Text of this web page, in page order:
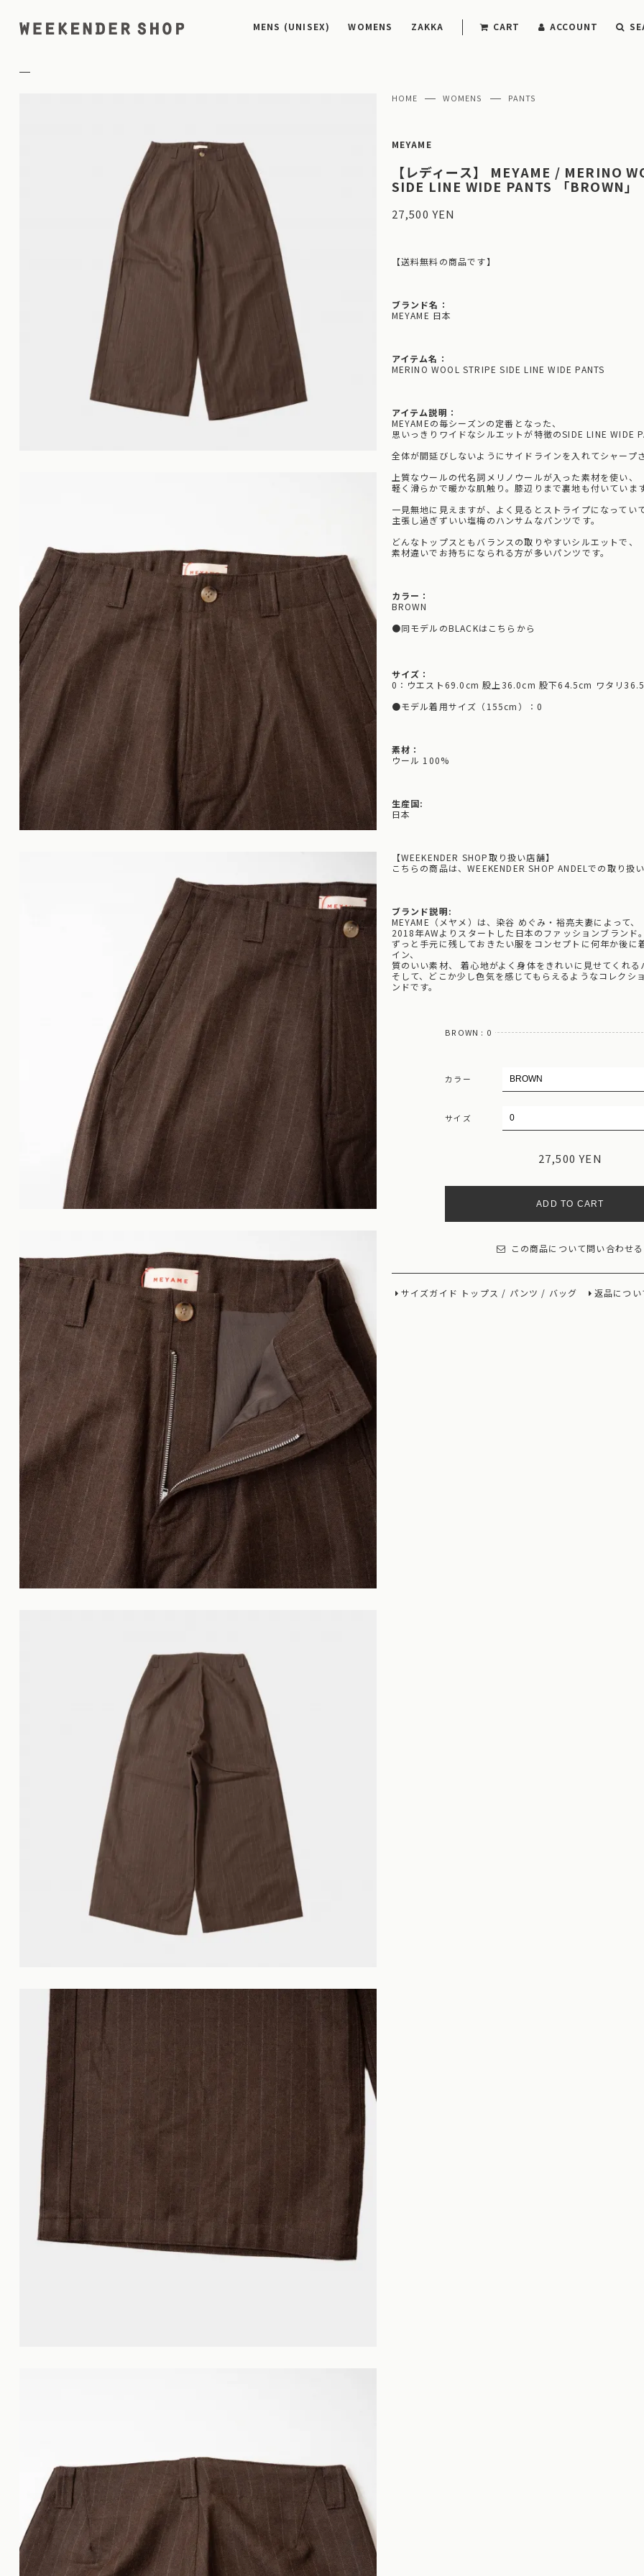
MENS (UNISEX) WOMENS ZAKKA CART ACCOUNT
HOME WOMENS PANTS
MEYAME
【レディース】 MEYAME / MERINO
SIDE LINE WIDE PANTS 「BROWN」
27,500 YEN
【送料無料の商品です】
ブランド名：
MEYAME 日本
アイテム名：
MERINO WOOL STRIPE SIDE LINE WIDE PANTS
アイテム説明：
MEYAMEの毎シーズンの定番となった、
思いっきりワイドなシルエットが特徴のSIDE LINE WIDE
全体が間延びしないようにサイドラインを入れてシャープ
上質なウールの代名詞メリノウールが入った素材を使い、
軽く滑らかで暖かな肌触り。膝辺りまで裏地も付いていま
一見無地に見えますが、よく見るとストライプになってい
主張し過ぎずいい塩梅のハンサムなパンツです。
どんなトップスともバランスの取りやすいシルエットで、
素材違いでお持ちになられる方が多いパンツです。
カラー：
BROWN
●同モデルのBLACKはこちらから
サイズ：
0：ウエスト69.0cm 股上36.0cm 股下64.5cm ワタリ
●モデル着用サイズ（155cm）：0
素材：
ウール 100%
生産国:
日本
【WEEKENDER SHOP取り扱い店舗】
こちらの商品は、WEEKENDER SHOP ANDELでの取り扱
ブランド説明:
MEYAME（メヤメ）は、染谷 めぐみ・裕亮夫妻によって、
2018年AWよりスタートした日本のファッションブランド
ずっと手元に残しておきたい服をコンセプトに何年か後に
イン、
質のいい素材、 着心地がよく身体をきれいに見せてくれる
そして、どこか少し色気を感じてもらえるようなコレクシ
ンドです。
BROWN : 0
カラー
サイズ
27,500 YEN
ADD TO CART
この商品について問い合わせる
サイズガイド トップス / パンツ / バッグ 返品につい